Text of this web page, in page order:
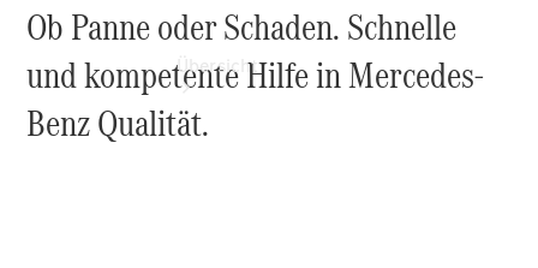
Anbieter
Übersicht
Ob Panne oder Schaden. Schnelle
und kompetente Hilfe in Mercedes-
Benz Qualität.